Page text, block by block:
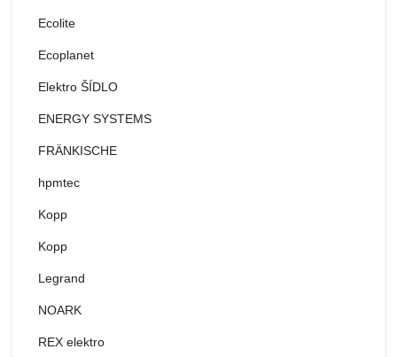
Ecolite
Ecoplanet
Elektro ŠÍDLO
ENERGY SYSTEMS
FRÄNKISCHE
hpmtec
Kopp
Kopp
Legrand
NOARK
REX elektro